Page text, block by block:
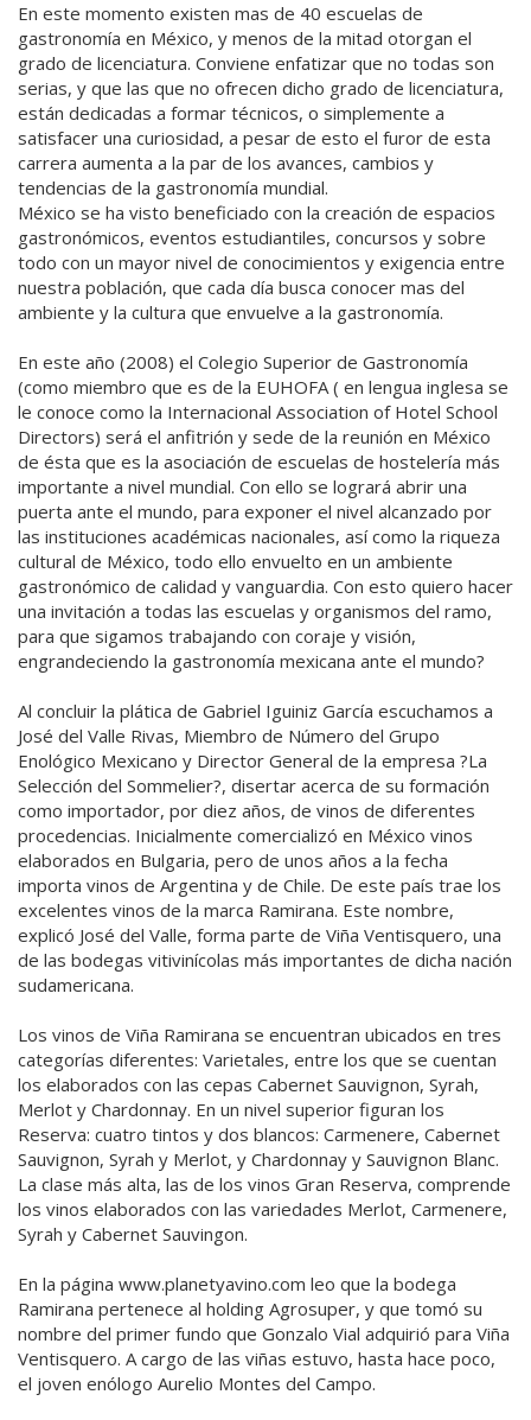
En este momento existen mas de 40 escuelas de
gastronomía en México, y menos de la mitad otorgan el
grado de licenciatura. Conviene enfatizar que no todas son
serias, y que las que no ofrecen dicho grado de licenciatura,
están dedicadas a formar técnicos, o simplemente a
satisfacer una curiosidad, a pesar de esto el furor de esta
carrera aumenta a la par de los avances, cambios y
tendencias de la gastronomía mundial.
México se ha visto beneficiado con la creación de espacios
gastronómicos, eventos estudiantiles, concursos y sobre
todo con un mayor nivel de conocimientos y exigencia entre
nuestra población, que cada día busca conocer mas del
ambiente y la cultura que envuelve a la gastronomía.
En este año (2008) el Colegio Superior de Gastronomía
(como miembro que es de la EUHOFA ( en lengua inglesa se
le conoce como la Internacional Association of Hotel School
Directors) será el anfitrión y sede de la reunión en México
de ésta que es la asociación de escuelas de hostelería más
importante a nivel mundial. Con ello se logrará abrir una
puerta ante el mundo, para exponer el nivel alcanzado por
las instituciones académicas nacionales, así como la riqueza
cultural de México, todo ello envuelto en un ambiente
gastronómico de calidad y vanguardia. Con esto quiero hacer
una invitación a todas las escuelas y organismos del ramo,
para que sigamos trabajando con coraje y visión,
engrandeciendo la gastronomía mexicana ante el mundo?
Al concluir la plática de Gabriel Iguiniz García escuchamos a
José del Valle Rivas, Miembro de Número del Grupo
Enológico Mexicano y Director General de la empresa ?La
Selección del Sommelier?, disertar acerca de su formación
como importador, por diez años, de vinos de diferentes
procedencias. Inicialmente comercializó en México vinos
elaborados en Bulgaria, pero de unos años a la fecha
importa vinos de Argentina y de Chile. De este país trae los
excelentes vinos de la marca Ramirana. Este nombre,
explicó José del Valle, forma parte de Viña Ventisquero, una
de las bodegas vitivinícolas más importantes de dicha nación
sudamericana.
Los vinos de Viña Ramirana se encuentran ubicados en tres
categorías diferentes: Varietales, entre los que se cuentan
los elaborados con las cepas Cabernet Sauvignon, Syrah,
Merlot y Chardonnay. En un nivel superior figuran los
Reserva: cuatro tintos y dos blancos: Carmenere, Cabernet
Sauvignon, Syrah y Merlot, y Chardonnay y Sauvignon Blanc.
La clase más alta, las de los vinos Gran Reserva, comprende
los vinos elaborados con las variedades Merlot, Carmenere,
Syrah y Cabernet Sauvingon.
En la página www.planetyavino.com leo que la bodega
Ramirana pertenece al holding Agrosuper, y que tomó su
nombre del primer fundo que Gonzalo Vial adquirió para Viña
Ventisquero. A cargo de las viñas estuvo, hasta hace poco,
el joven enólogo Aurelio Montes del Campo.